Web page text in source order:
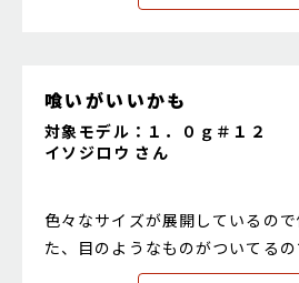
喰いがいいかも
対象モデル：１．０ｇ＃１２
イソジロウ さん
色々なサイズが展開しているの
た、目のようなものがついてる